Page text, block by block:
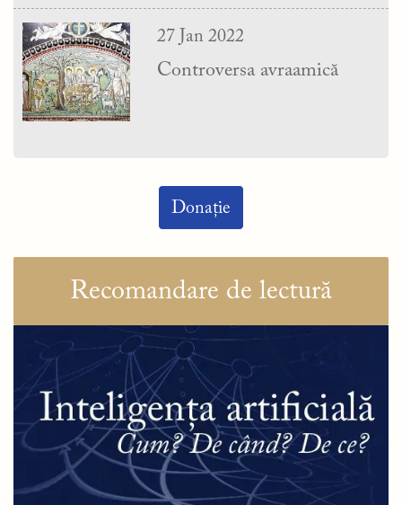
27 Jan 2022
Controversa avraamică
Donație
Recomandare de lectură